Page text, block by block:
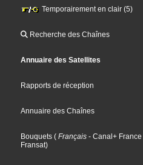
Temporairement en clair (5)
Recherche des Chaînes
Annuaire des Satellites
Rapports de réception
Annuaire des Chaînes
Bouquets ( Français - Canal+ France
Fransat)